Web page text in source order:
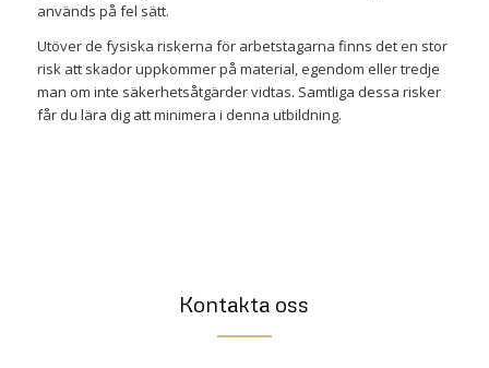
används på fel sätt.
Utöver de fysiska riskerna för arbetstagarna finns det en stor
risk att skador uppkommer på material, egendom eller tredje
man om inte säkerhetsåtgärder vidtas. Samtliga dessa risker
får du lära dig att minimera i denna utbildning.
Kontakta oss